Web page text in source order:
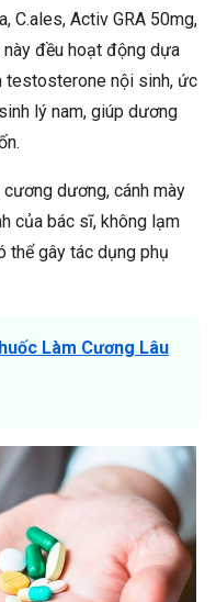
C.ales, Activ GRA 50mg,
này đều hoạt động dựa
testosterone nội sinh, ức
lý nam, giúp dương
dương, cánh mày
của bác sĩ, không lạm
thể gây tác dụng phụ
Làm Cương Lâu